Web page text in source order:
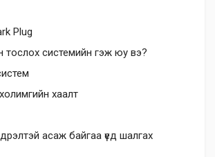
Plug
тослох системийн гэж юу вэ?
хаалт
асаж байгаа үед шалгах